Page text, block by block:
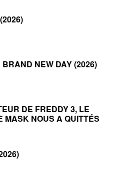
NEW DAY (2026)
DE FREDDY 3, LE
MASK NOUS A QUITTÉS